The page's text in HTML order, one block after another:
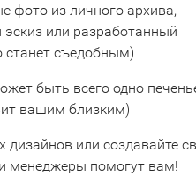
фото из личного архива,
или разработанный
станет съедобным)
быть всего одно
вашим близким)
или создавайте
менеджеры помогут вам!